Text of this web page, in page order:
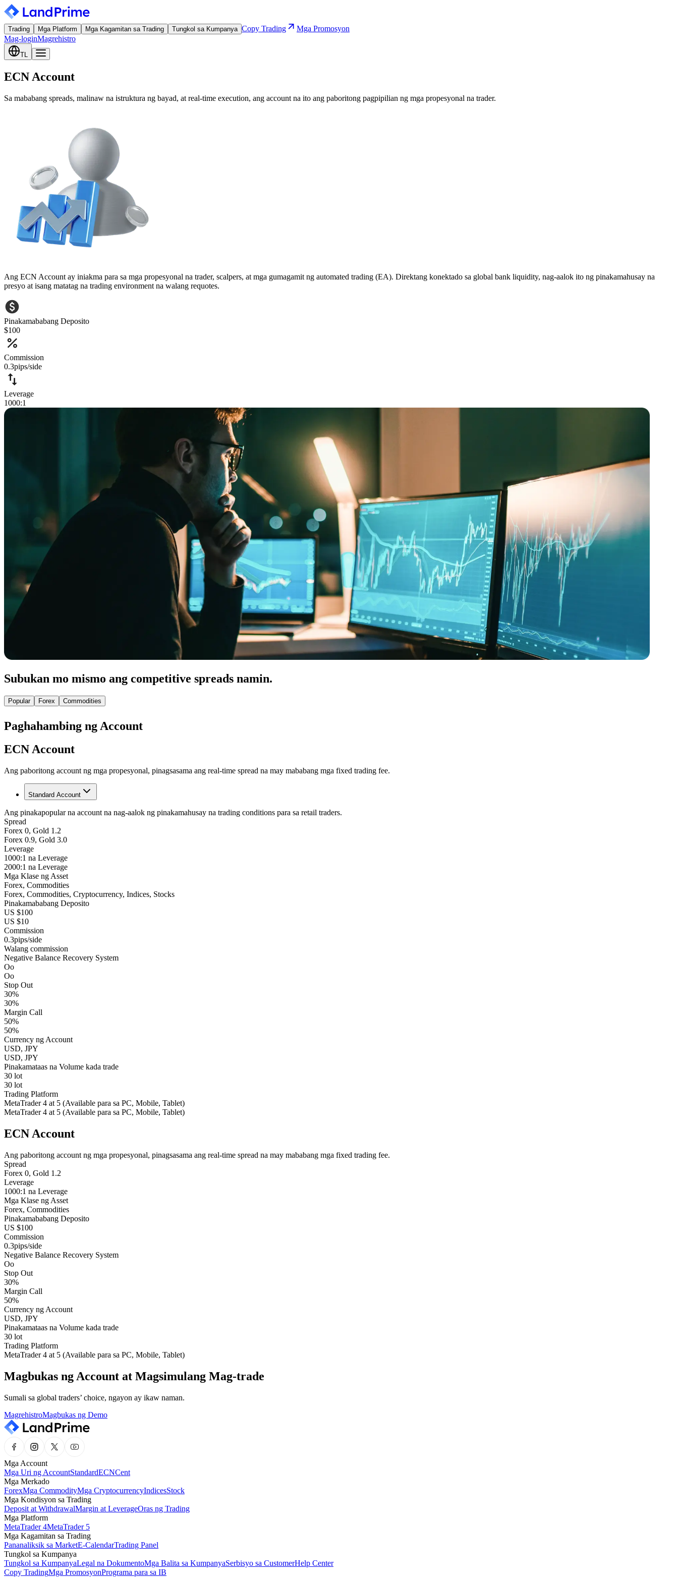
Trading Mga Platform Mga Kagamitan sa Trading Tungkol sa Kumpanya Copy Trading
Mga Promosyon
Mag-loginMagrehistro
TL
ECN Account
Sa mababang spreads, malinaw na istruktura ng bayad, at real-time execution, ang account na ito ang paboritong pagpipilian ng mga propesyonal na trader.
Ang ECN Account ay iniakma para sa mga propesyonal na trader, scalpers, at mga gumagamit ng automated trading (EA). Direktang konektado sa global bank liquidity, nag-aalok ito ng pinakamahusay na
presyo at isang matatag na trading environment na walang requotes.
Pinakamababang Deposito
$100
Commission
0.3pips/side
Leverage
1000:1
Subukan mo mismo ang competitive spreads namin.
Popular Forex Commodities
Paghahambing ng Account
ECN Account
Ang paboritong account ng mga propesyonal, pinagsasama ang real-time spread na may mababang mga fixed trading fee.
Standard Account
Ang pinakapopular na account na nag-aalok ng pinakamahusay na trading conditions para sa retail traders.
Spread
Forex 0, Gold 1.2
Forex 0.9, Gold 3.0
Leverage
1000:1 na Leverage
2000:1 na Leverage
Mga Klase ng Asset
Forex, Commodities
Forex, Commodities, Cryptocurrency, Indices, Stocks
Pinakamababang Deposito
US $100
US $10
Commission
0.3pips/side
Walang commission
Negative Balance Recovery System
Oo
Oo
Stop Out
30%
30%
Margin Call
50%
50%
Currency ng Account
USD, JPY
USD, JPY
Pinakamataas na Volume kada trade
30 lot
30 lot
Trading Platform
MetaTrader 4 at 5 (Available para sa PC, Mobile, Tablet)
MetaTrader 4 at 5 (Available para sa PC, Mobile, Tablet)
ECN Account
Ang paboritong account ng mga propesyonal, pinagsasama ang real-time spread na may mababang mga fixed trading fee.
Spread
Forex 0, Gold 1.2
Leverage
1000:1 na Leverage
Mga Klase ng Asset
Forex, Commodities
Pinakamababang Deposito
US $100
Commission
0.3pips/side
Negative Balance Recovery System
Oo
Stop Out
30%
Margin Call
50%
Currency ng Account
USD, JPY
Pinakamataas na Volume kada trade
30 lot
Trading Platform
MetaTrader 4 at 5 (Available para sa PC, Mobile, Tablet)
Magbukas ng Account at Magsimulang Mag-trade
Sumali sa global traders’ choice, ngayon ay ikaw naman.
MagrehistroMagbukas ng Demo
Mga Account
Mga Uri ng AccountStandardECNCent
Mga Merkado
ForexMga CommodityMga CryptocurrencyIndicesStock
Mga Kondisyon sa Trading
Deposit at WithdrawalMargin at LeverageOras ng Trading
Mga Platform
MetaTrader 4MetaTrader 5
Mga Kagamitan sa Trading
Pananaliksik sa MarketE-CalendarTrading Panel
Tungkol sa Kumpanya
Tungkol sa KumpanyaLegal na DokumentoMga Balita sa KumpanyaSerbisyo sa CustomerHelp Center
Copy TradingMga PromosyonPrograma para sa IB